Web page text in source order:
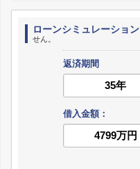
ローンシミュレーション
せん。
返済期間
借入金額：